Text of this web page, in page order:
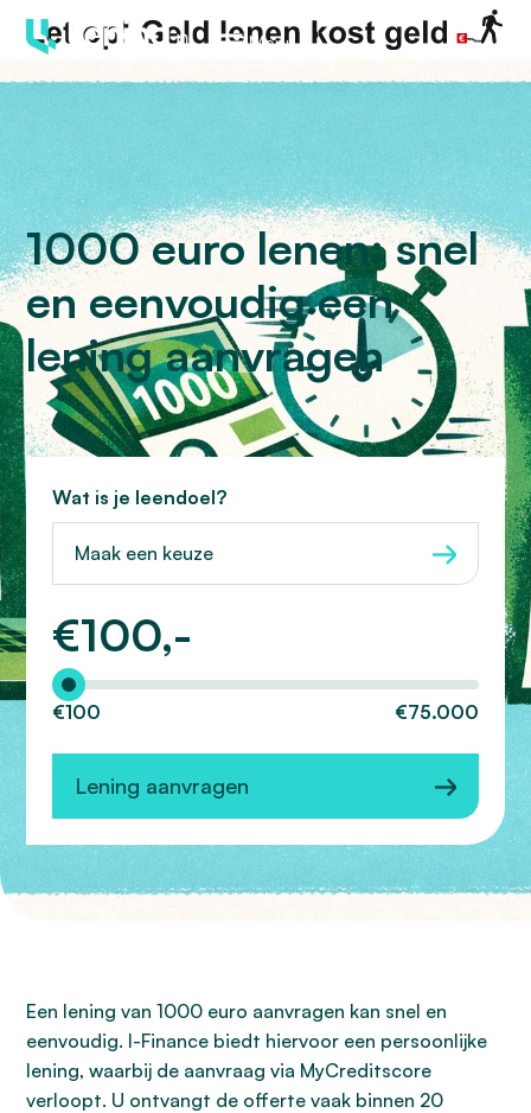
Menu
1000 euro lenen: snel
en eenvoudig een
lening aanvragen
Wat is je leendoel?
Maak een keuze
€100,-
Hoeveel wilt u lenen?
€100 €75.000
Lening aanvragen
Een lening van 1000 euro aanvragen kan snel en
eenvoudig. I-Finance biedt hiervoor een persoonlijke
lening, waarbij de aanvraag via MyCreditscore
verloopt. U ontvangt de offerte vaak binnen 20